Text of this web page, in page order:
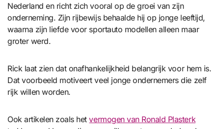
Nederland en richt zich vooral op de groei van zijn
onderneming. Zijn rijbewijs behaalde hij op jonge leeftijd,
waarna zijn liefde voor sportauto modellen alleen maar
groter werd.
Rick laat zien dat onafhankelijkheid belangrijk voor hem is.
Dat voorbeeld motiveert veel jonge ondernemers die zelf
rijk willen worden.
Ook artikelen zoals hetvermogen van Ronald Plasterk